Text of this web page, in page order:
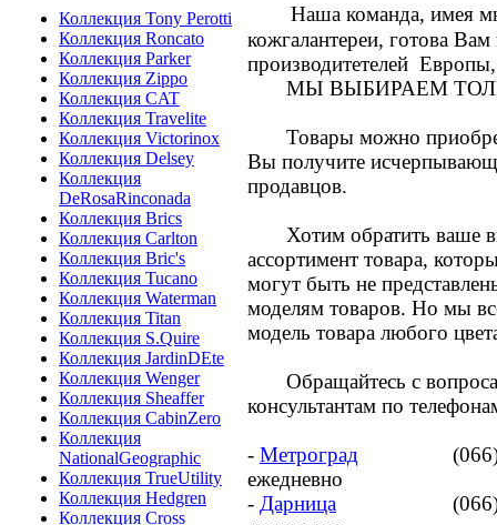
Коллекция Tony Perotti
Коллекция Roncato
Коллекция Parker
Коллекция Zippo
Коллекция CAT
Коллекция Travelite
Коллекция Victorinox
Коллекция Delsey
Коллекция
DeRosaRinconada
Коллекция Brics
Коллекция Carlton
Коллекция Bric's
Коллекция Tucano
Коллекция Waterman
Коллекция Titan
Коллекция S.Quire
Коллекция JardinDEte
Коллекция Wenger
Коллекция Sheaffer
Коллекция CabinZero
Коллекция
NationalGeographic
Коллекция TrueUtility
Коллекция Hedgren
Коллекция Cross
Наша команда, имея
кожгалантереи, готова
производитетелей
МЫ ВЫБИРАЕМ
Товары можно
Вы получите
продавцов.
Хотим обратить ваше
ассортимент товара,
могут быть не
моделям товаров. Но мы
модель товара любого
Обращайтесь с
консультантам по
- Метроград (066) 817-
ежедневно
- Дарница (066) 801-